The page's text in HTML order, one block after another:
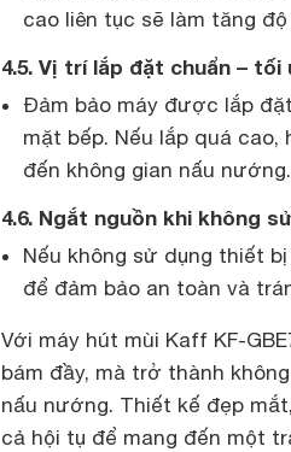
cao liên tục sẽ làm tăng
4.5. Vị trí lắp đặt chuẩn –
Đảm bảo máy được lắp
mặt bếp. Nếu lắp quá
đến không gian nấu nướng.
4.6. Ngắt nguồn khi không
Nếu không sử dụng thiết
để đảm bảo an toàn và
Với máy hút mùi Kaff KF-
bám đầy, mà trở thành
nấu nướng. Thiết kế đẹp
cả hội tụ để mang đến một